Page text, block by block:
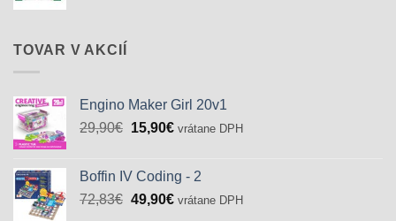
TOVAR V AKCIÍ
Engino Maker Girl 20v1
29,90€ Pôvodná
29,90€.
15,90€Aktuálna
15,90€.
vrátane DPH
Boffin IV Coding - 2
72,83€ Pôvodná
49,90€Aktuálna
vrátane DPH